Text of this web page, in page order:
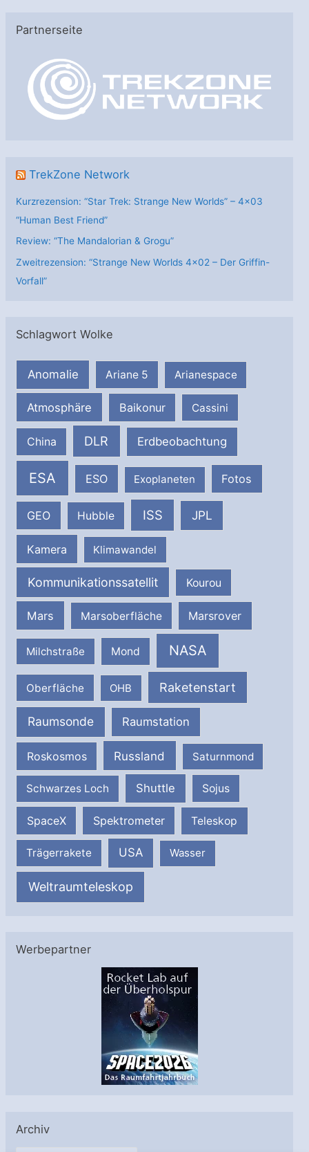
g
Partnerseite
TrekZone Network
Kurzrezension: “Star Trek: Strange New Worlds” – 4×03
“Human Best Friend”
Review: “The Mandalorian & Grogu”
Zweitrezension: “Strange New Worlds 4×02 – Der Griffin-
Vorfall”
Schlagwort Wolke
Anomalie Ariane 5 Arianespace
Atmosphäre Baikonur Cassini
China DLR Erdbeobachtung
ESA ESO Exoplaneten Fotos
GEO Hubble ISS JPL
Kamera Klimawandel
Kommunikationssatellit Kourou
Mars Marsoberfläche Marsrover
Milchstraße Mond NASA
Oberfläche OHB Raketenstart
Raumsonde Raumstation
Roskosmos Russland Saturnmond
Schwarzes Loch Shuttle Sojus
SpaceX Spektrometer Teleskop
Trägerrakete USA Wasser
Weltraumteleskop
Werbepartner
Archiv